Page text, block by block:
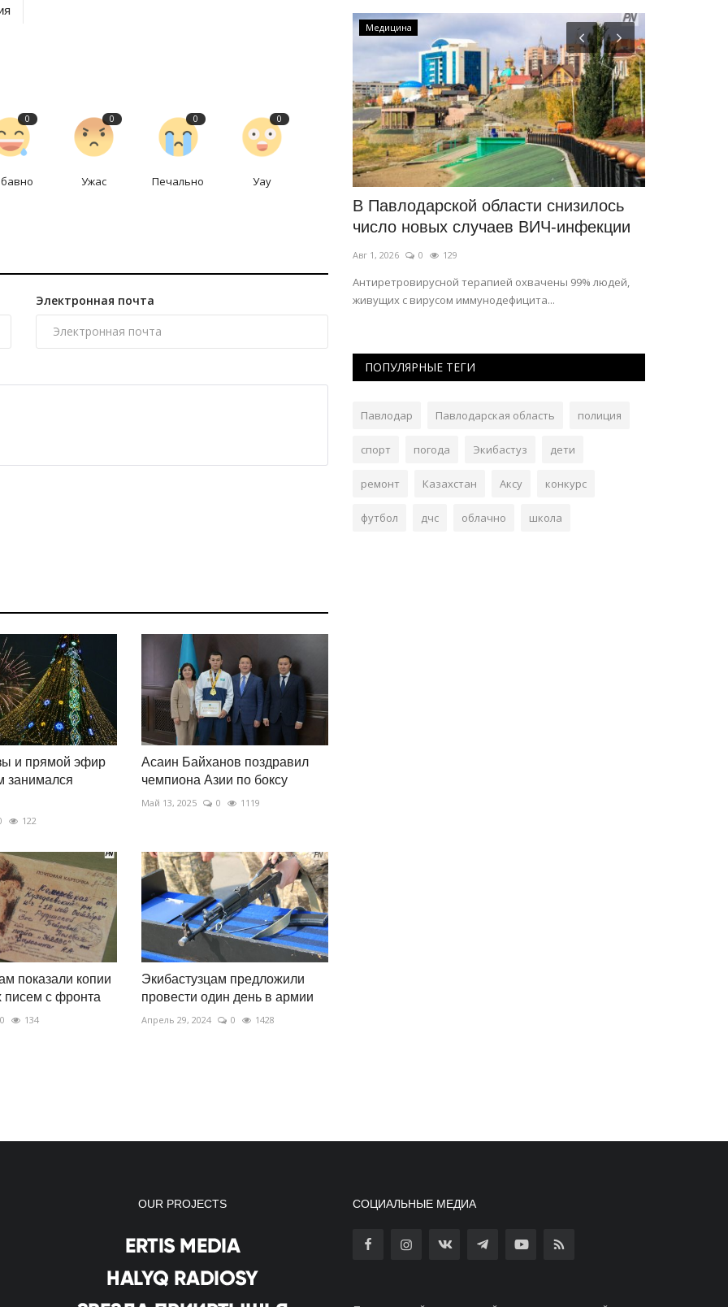
0 0
Ужас
0
Печально
0
Уау
Электронная почта
и прямой эфир
занимался
122
Асаин Байханов поздравил
чемпиона Азии по боксу
Май 13, 2025 0 1119
показали копии
писем с фронта
0 134
Экибастузцам предложили
провести один день в армии
Апрель 29, 2024 0 1428
Тугела батыра.
Медицина
В Павлодарской области снизилось
число новых случаев ВИЧ-инфекции
Авг 1, 2026 0 129
Антиретровирусной терапией охвачены 99% людей,
живущих с вирусом иммунодефицита...
ПОПУЛЯРНЫЕ ТЕГИ
Павлодар Павлодарская область полиция
спорт погода Экибастуз дети
ремонт Казахстан Аксу конкурс
футбол дчс облачно школа
OUR PROJECTS СОЦИАЛЬНЫЕ МЕДИА